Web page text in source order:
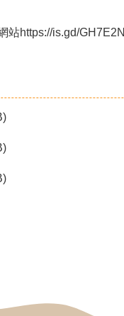
站https://is.gd/GH7E2N